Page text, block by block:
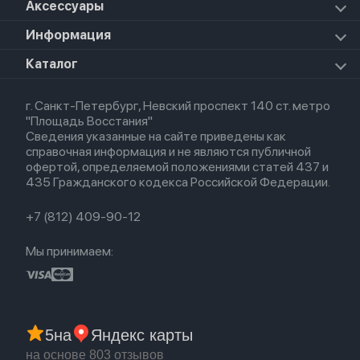
iPad Mini 7 (2024)
iPad Pro 11 M5 (2025)
Apple Watch Ultra
Apple Watch Series 8
Apple Watch SE 2022
Mac Studio
Airpods Pro 3
Airpods Pro
Airpods 3
Airpods (1-е)
EarPods
Apple Vision Pro
Apple TV
HomePod 2
Аксессуары
Для iPhone
Для Macbook
Информация
О магазине
Политика конфиденциальности
Оплата и доставка
Партнерская программа
Гарантия
Обмен и возврат
Бонусы
Каталог
Новые поступления
Популярное
Акции
г. Санкт-Петербург, Невский проспект 140 ст. метро
"Площадь Восстания"
Сведения указанные на сайте приведены как
справочная информация и не являются публичной
офертой, определяемой положениями статей 437 и
435 Гражданского кодекса Российской Федерации.
+7 (812) 409-90-12
Мы принимаем:
5на Яндекс карты
на основе 803 отзывов